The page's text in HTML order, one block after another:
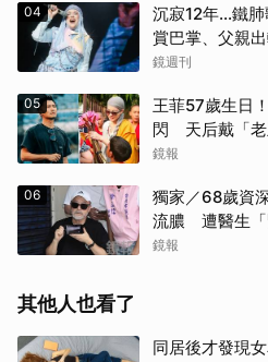
04
沉寂12年…鐵
賞巴掌、父親
鏡週刊
05
王菲57歲生日
閃 天后戴「老
鏡報
06
獨家／68歲資
流膿 遭醫生「
力交瘁曝現況
鏡報
其他人也看了
同居後才發現